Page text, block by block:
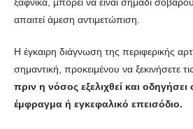
απαιτεί άμεση αντιμετώπιση.
Η έγκαιρη διάγνωση της περιφερικής
σημαντική, προκειμένου να ξεκινήσετε
πριν η νόσος εξελιχθεί και
έμφραγμα ή εγκεφαλικό επεισόδιο.